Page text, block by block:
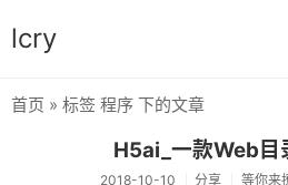
lcry
分类
首页 » 标签 程序 下的文章
H5ai_一款Web目
2018-10-10 分享 等你来